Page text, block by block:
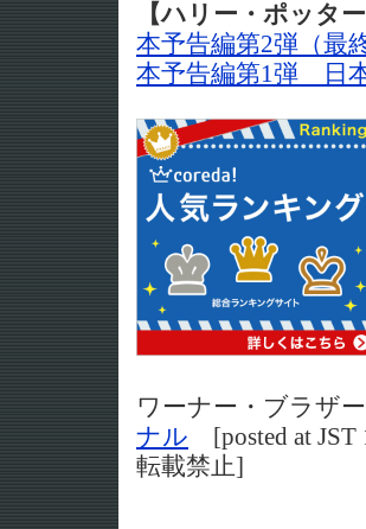
【ハリー・ポッタ
本予告編第2弾（最
本予告編第1弾 日
ワーナー・ブラザー
ナル [posted at
転載禁止]